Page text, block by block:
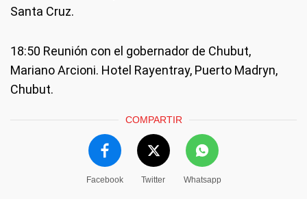
Santa Cruz.
18:50 Reunión con el gobernador de Chubut,
Mariano Arcioni. Hotel Rayentray, Puerto Madryn,
Chubut.
COMPARTIR
Facebook Twitter Whatsapp